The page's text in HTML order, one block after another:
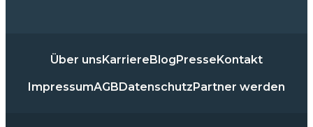
Über uns Karriere Blog Presse Kontakt
ImpressumAGB Datenschutz Partner werden